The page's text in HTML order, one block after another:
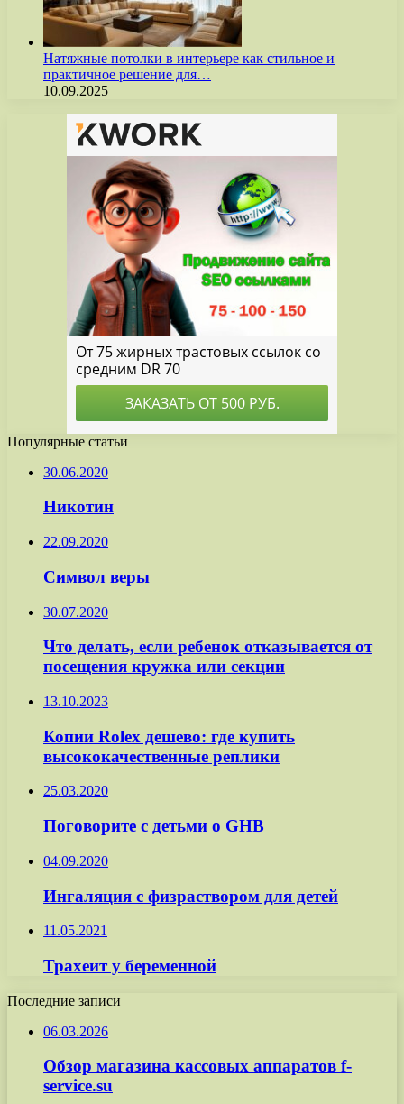
Натяжные потолки в интерьере как стильное и
практичное решение для…
10.09.2025
Популярные статьи
30.06.2020
Никотин
22.09.2020
Символ веры
30.07.2020
Что делать, если ребенок отказывается от
посещения кружка или секции
13.10.2023
Копии Rolex дешево: где купить
высококачественные реплики
25.03.2020
Поговорите с детьми о GНВ
04.09.2020
Ингаляция с физраствором для детей
11.05.2021
Трахеит у беременной
Последние записи
06.03.2026
Обзор магазина кассовых аппаратов f-
service.su